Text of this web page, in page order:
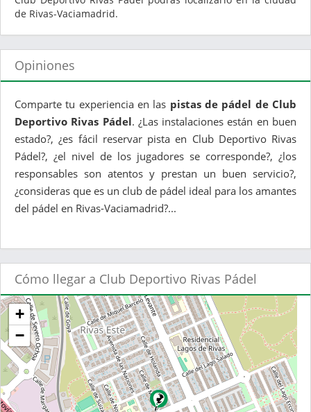
de Rivas-Vaciamadrid.
Opiniones
Comparte tu experiencia en las pistas de pádel de Club
Deportivo Rivas Pádel. ¿Las instalaciones están en buen
estado?, ¿es fácil reservar pista en Club Deportivo Rivas
Pádel?, ¿el nivel de los jugadores se corresponde?, ¿los
responsables son atentos y prestan un buen servicio?,
¿consideras que es un club de pádel ideal para los amantes
del pádel en Rivas-Vaciamadrid?...
Cómo llegar a Club Deportivo Rivas Pádel
+
−